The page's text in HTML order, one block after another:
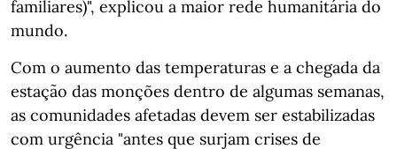
familiares)", explicou a maior rede humanitária do
mundo.
Com o aumento das temperaturas e a chegada da
estação das monções dentro de algumas semanas,
as comunidades afetadas devem ser estabilizadas
com urgência "antes que surjam crises de